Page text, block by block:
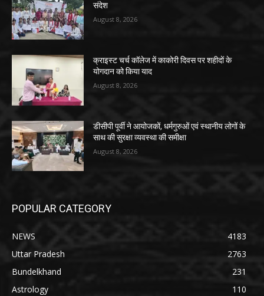
संदेश
August 8, 2026
क्राइस्ट चर्च कॉलेज में काकोरी दिवस पर शहीदों के
योगदान को किया याद
August 8, 2026
डीसीपी पूर्वी ने आयोजकों, धर्मगुरुओं एवं स्थानीय लोगों के
साथ की सुरक्षा व्यवस्था की समीक्षा
August 8, 2026
POPULAR CATEGORY
NEWS
4183
Uttar Pradesh
2763
Bundelkhand
231
Astrology
110